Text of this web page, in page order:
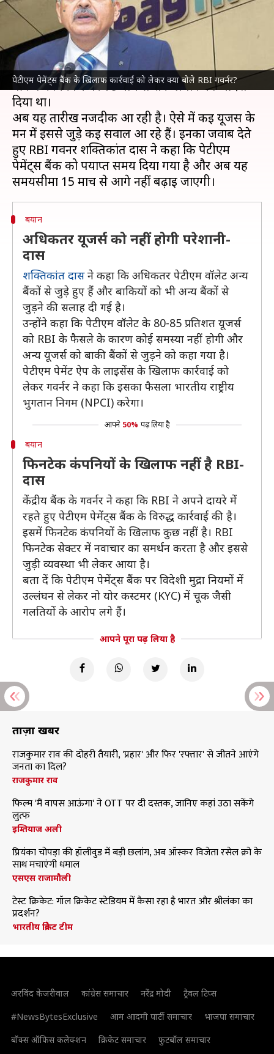
पेटीएम पेमेंट्स बैंक के खिलाफ कार्रवाई को लेकर क्या बोले RBI गवर्नर?
लेखन Mar 11, 2024 01:45 pm
क्या है खबर?
भारतीय रिजर्व बैंक(RBI) नेपेटीएम पेमेंट्स बैंकके
बैंकिंग कामकाज पर 16 मार्च से रोक लगाने का आदेश
दिया था।
अब यह तारीख नजदीक आ रही है। ऐसे में कई यूजर्स के
मन में इससे जुड़े कई सवाल आ रहे हैं। इनका जवाब देते
हुए RBI गवर्नर शक्तिकांत दास ने कहा कि पेटीएम
पेमेंट्स बैंक को पर्याप्त समय दिया गया है और अब यह
बयान
अधिकतर यूजर्स को नहीं होगी परेशानी-
दास
शक्तिकांत दासने कहा कि अधिकतर पेटीएम वॉलेट अन्य
बैंकों से जुड़े हुए हैं और बाकियों को भी अन्य बैंकों से
जुड़ने की सलाह दी गई है।
उन्होंने कहा कि पेटीएम वॉलेट के 80-85 प्रतिशत यूजर्स
को RBI के फैसले के कारण कोई समस्या नहीं होगी और
अन्य यूजर्स को बाकी बैंकों से जुड़ने को कहा गया है।
पेटीएम पेमेंट ऐप के लाइसेंस के खिलाफ कार्रवाई को
लेकर गवर्नर ने कहा कि इसका फैसला भारतीय राष्ट्रीय
भुगतान निगम (NPCI) करेगा।
आपने 50% पढ़ लिया है
बयान
फिनटेक कंपनियों के खिलाफ नहीं है RBI-
दास
केंद्रीय बैंक के गवर्नर ने कहा कि RBI ने अपने दायरे में
रहते हुए पेटीएम पेमेंट्स बैंक के विरुद्ध कार्रवाई की है।
इसमें फिनटेक कंपनियों के खिलाफ कुछ नहीं है। RBI
फिनटेक सेक्टर में नवाचार का समर्थन करता है और इससे
जुड़ी व्यवस्था भी लेकर आया है।
बता दें कि पेटीएम पेमेंट्स बैंक पर विदेशी मुद्रा नियमों में
उल्लंघन से लेकर नो योर कस्टमर (KYC) में चूक जैसी
गलतियों के आरोप लगे हैं।
आपने पूरा पढ़ लिया है
ताज़ा खबरें
राजकुमार राव की दोहरी तैयारी, 'प्रहार' और फिर 'रफ्तार' से जीतने आएंगे
जनता का दिल?
राजकुमार राव
फिल्म 'मैं वापस आऊंगा' ने OTT पर दी दस्तक, जानिए कहां उठा सकेंगे
लुत्फ
इम्तियाज अली
प्रियंका चोपड़ा की हॉलीवुड में बड़ी छलांग, अब ऑस्कर विजेता रसेल क्रो के
साथ मचाएंगी धमाल
एसएस राजामौली
टेस्ट क्रिकेट: गॉल क्रिकेट स्टेडियम में कैसा रहा है भारत और श्रीलंका का
प्रदर्शन?
भारतीय क्रिकेट टीम
अरविंद केजरीवाल कांग्रेस समाचार नरेंद्र मोदी
ट्रैवल टिप्स
#NewsBytesExclusive
आम आदमी पार्टी समाचार
भाजपा समाचार
बॉक्स ऑफिस कलेक्शन
क्रिकेट समाचार फुटबॉल समाचार